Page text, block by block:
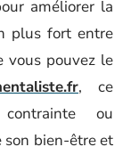
améliorer la
plus fort entre
vous pouvez le
, ce
ou
son bien-être et